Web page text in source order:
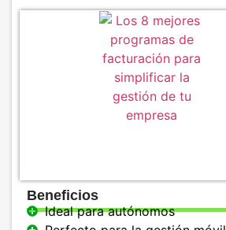
Beneficios
Ideal para autónomos